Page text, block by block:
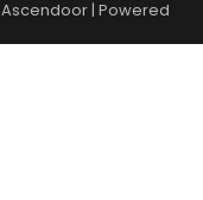
Ascendoor| Powered